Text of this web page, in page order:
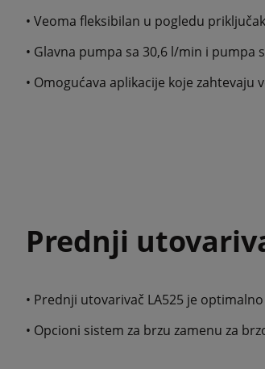
• Veoma fleksibilan u pogledu
• Glavna pumpa sa 30,6 l/min i
• Omogućava aplikacije koje zahtevaju
Prednji
• Prednji utovarivač LA525 je
• Opcioni sistem za brzu zamenu za